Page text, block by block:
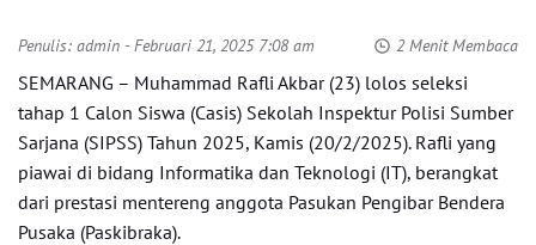
Penulis: admin - Februari 21, 2025 7:08 am 2 Menit Membaca
SEMARANG – Muhammad Rafli Akbar (23) lolos seleksi
tahap 1 Calon Siswa (Casis) Sekolah Inspektur Polisi Sumber
Sarjana (SIPSS) Tahun 2025, Kamis (20/2/2025). Rafli yang
piawai di bidang Informatika dan Teknologi (IT), berangkat
dari prestasi mentereng anggota Pasukan Pengibar Bendera
Pusaka (Paskibraka).